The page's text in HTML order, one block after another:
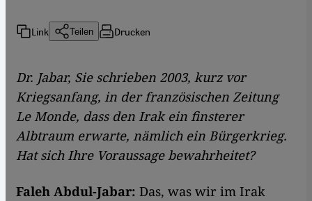
Link Teilen Drucken
Dr. Jabar, Sie schrieben 2003, kurz vor
Kriegsanfang, in der französischen Zeitung
Le Monde, dass den Irak ein finsterer
Albtraum erwarte, nämlich ein Bürgerkrieg.
Hat sich Ihre Voraussage bewahrheitet?
Faleh Abdul-Jabar: Das, was wir im Irak